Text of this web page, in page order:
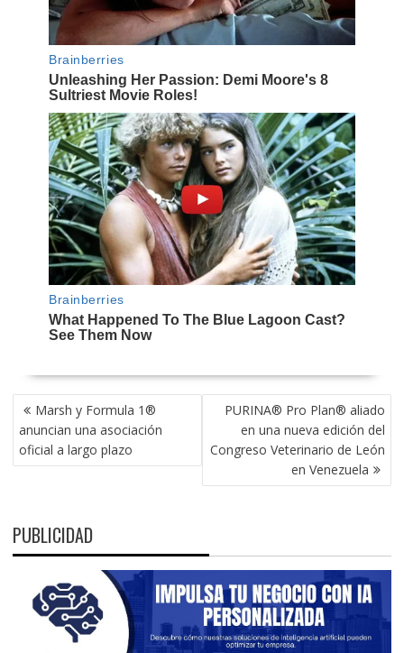
NAVEGACIÓN
DE
ENTRADAS
Marsh y Formula 1®
anuncian una asociación
oficial a largo plazo
PURINA® Pro Plan® aliado
en una nueva edición del
Congreso Veterinario de León
en Venezuela
PUBLICIDAD